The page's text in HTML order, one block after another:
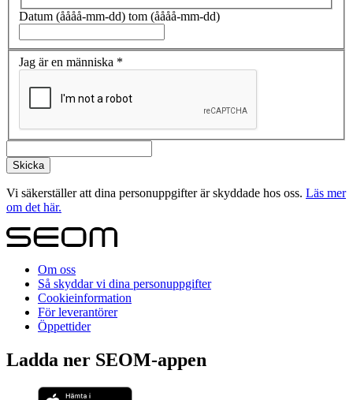
Datum (åååå-mm-dd) tom (åååå-mm-dd)
Jag är en människa *
Vi säkerställer att dina personuppgifter är skyddade hos oss. Läs mer
om det här.
Om oss
Så skyddar vi dina personuppgifter
Cookieinformation
För leverantörer
Öppettider
Ladda ner SEOM-appen